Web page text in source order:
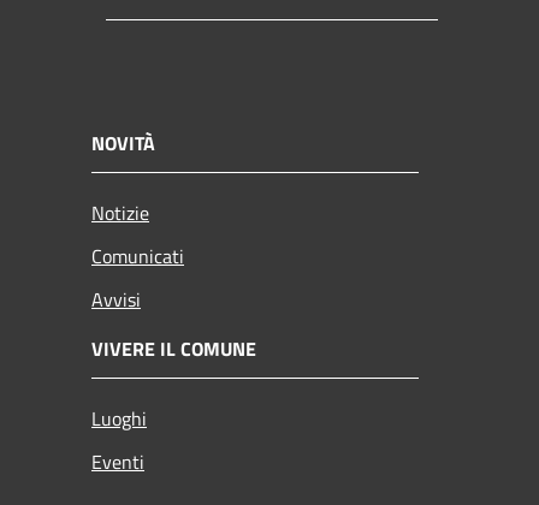
NOVITÀ
Notizie
Comunicati
Avvisi
VIVERE IL COMUNE
Luoghi
Eventi